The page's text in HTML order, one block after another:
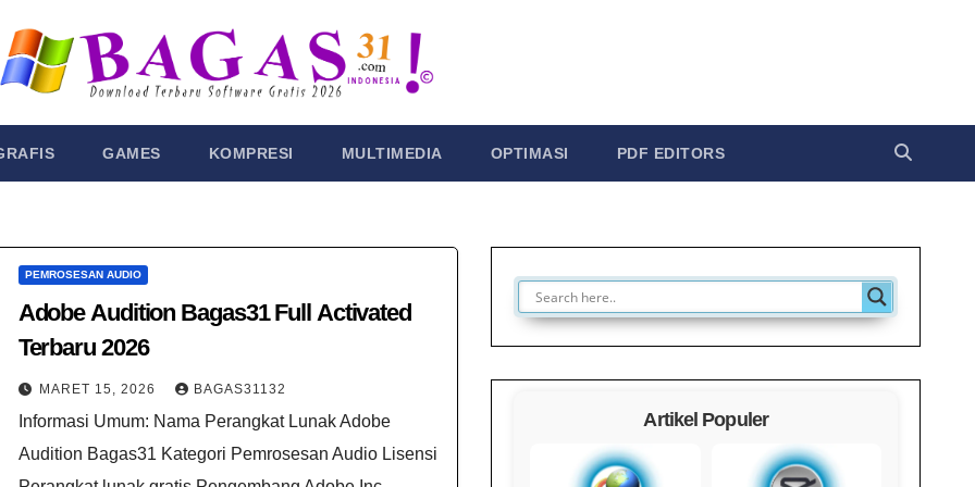
GAMES KOMPRESI MULTIMEDIA OPTIMASI PDF EDITORS
PEMROSESAN AUDIO
Adobe Audition Bagas31​ Full Activated
Terbaru 2026
MARET 15, 2026 BAGAS31132
Informasi Umum: Nama Perangkat Lunak Adobe
Audition Bagas31​ Kategori Pemrosesan Audio Lisensi
Artikel Populer